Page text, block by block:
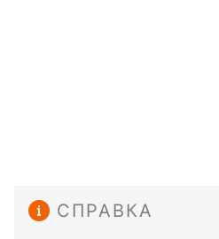
СПРАВКА